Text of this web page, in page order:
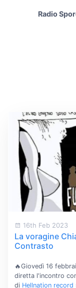
Radio
16th Feb 2023
La voragine
Contrasto
🔥Giovedì 16
diretta l'incontro
di Hellnation record